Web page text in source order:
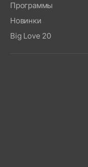
Программы
Новинки
Big Love 20